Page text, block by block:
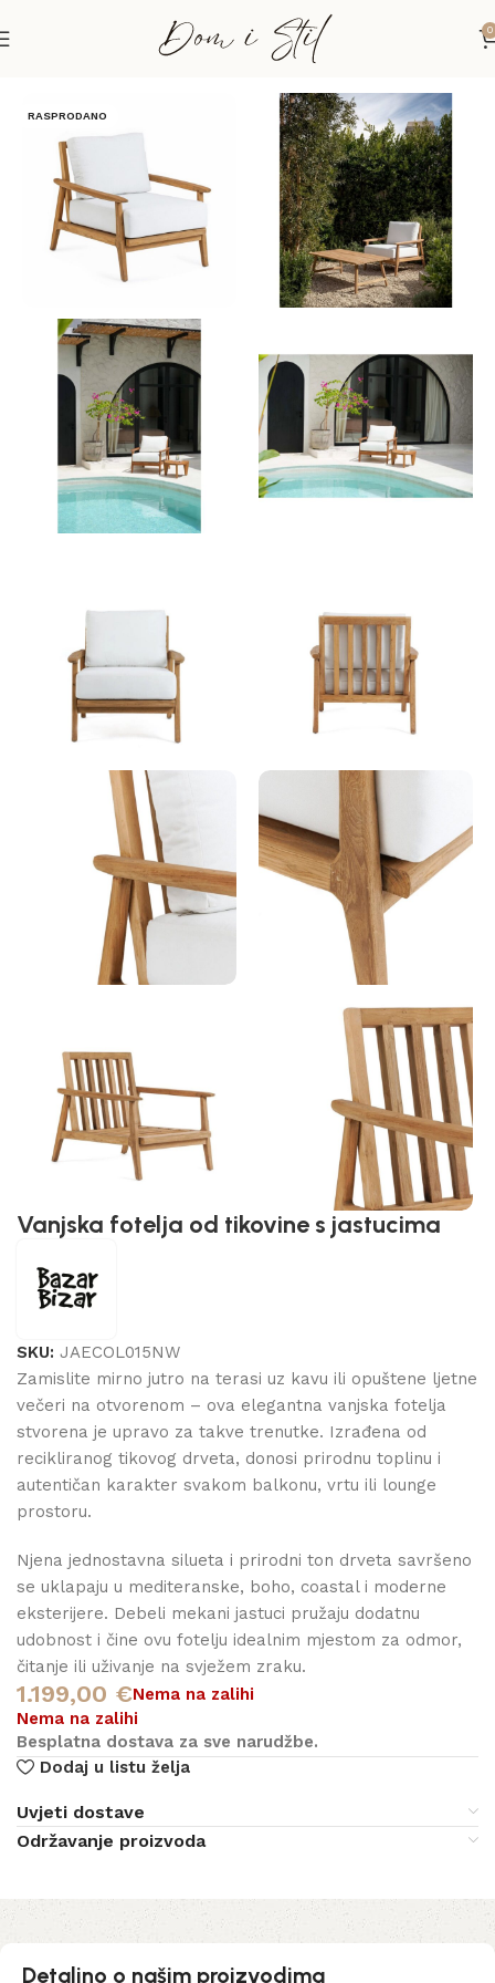
0
RASPRODANO
Vanjska fotelja od tikovine s jastucima
SKU: JAECOL015NW
Zamislite mirno jutro na terasi uz kavu ili opuštene ljetne
večeri na otvorenom – ova elegantna vanjska fotelja
stvorena je upravo za takve trenutke. Izrađena od
recikliranog tikovog drveta, donosi prirodnu toplinu i
autentičan karakter svakom balkonu, vrtu ili lounge
prostoru.
Njena jednostavna silueta i prirodni ton drveta savršeno
se uklapaju u mediteranske, boho, coastal i moderne
eksterijere. Debeli mekani jastuci pružaju dodatnu
udobnost i čine ovu fotelju idealnim mjestom za odmor,
čitanje ili uživanje na svježem zraku.
1.199,00 €Nema na zalihi
Nema na zalihi
Besplatna dostava za sve narudžbe.
Dodaj u listu želja
Uvjeti dostave
Održavanje proizvoda
Detaljno o našim proizvodima